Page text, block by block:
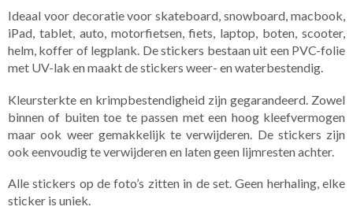
Ideaal voor decoratie voor skateboard, snowboard, macbook,
iPad, tablet, auto, motorfietsen, fiets, laptop, boten, scooter,
helm, koffer of legplank. De stickers bestaan uit een PVC-folie
met UV-lak en maakt de stickers weer- en waterbestendig.
Kleursterkte en krimpbestendigheid zijn gegarandeerd. Zowel
binnen of buiten toe te passen met een hoog kleefvermogen
maar ook weer gemakkelijk te verwijderen. De stickers zijn
ook eenvoudig te verwijderen en laten geen lijmresten achter.
Alle stickers op de foto’s zitten in de set. ​Geen herhaling, elke
sticker is uniek.